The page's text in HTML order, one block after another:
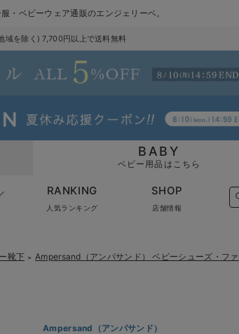
・ベビーウェア通販のエンジェリーベ。
域を除く) 7,700円以上で送料無料
BABY
ベビー用品はこちら
RANKING
人気ランキング
SHOP
店舗情報
靴下 ＞ Ampersand（アンパサンド） ベビーシューズ・フ
Ampersand（アンパサンド）